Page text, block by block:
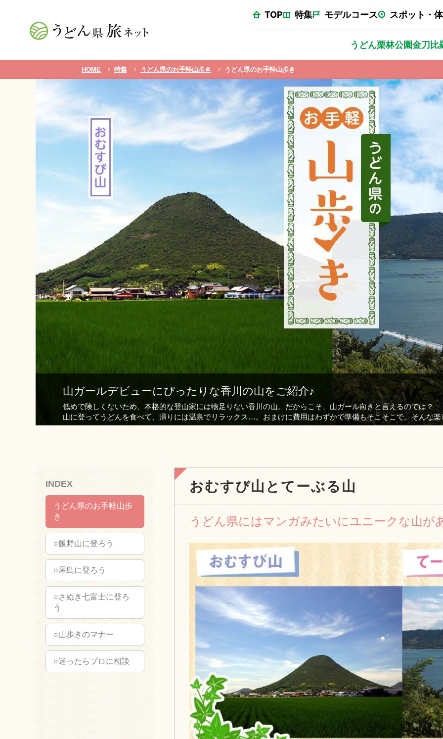
TOP 特集 モデルコース スポット・
うどん栗林公園金刀比
HOME 特集 うどん県のお手軽山歩き うどん県のお手軽山歩き
山ガールデビューにぴったりな香川の山をご紹介♪
低めで険しくないため、本格的な登山家には物足りない香川の山。だからこそ、山ガール向きと言えるのでは？
山に登ってうどんを食べて、帰りには温泉でリラックス…。おまけに費用はわずかで準備もそこそこで。そんな
おむすび山とてーぶる山
うどん県にはマンガみたいにユニークな山が
INDEX
うどん県のお手軽山歩
き
○飯野山に登ろう
○屋島に登ろう
○さぬき七富士に登ろ
う
○山歩きのマナー
○迷ったらプロに相談